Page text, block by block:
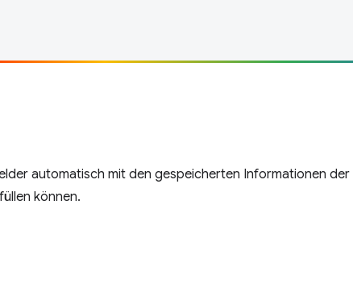
automatisch mit den gespeicherten Informationen der
können.